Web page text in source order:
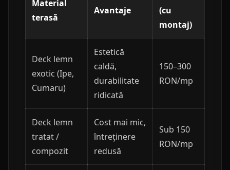
Material
terasă
Avantaje
(cu
montaj)
Deck lemn
exotic (Ipe,
Cumaru)
Estetică
caldă,
durabilitate
ridicată
150–300
RON/mp
Deck lemn
tratat /
compozit
Cost mai mic,
întreținere
redusă
Sub 150
RON/mp